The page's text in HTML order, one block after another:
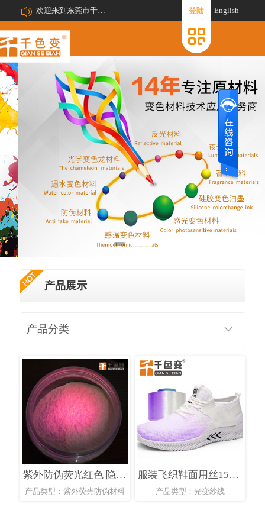
欢迎来到东莞市千色变新材料有限公司网站! English
登陆
产品展示
产品分类
紫外防伪荧光红色 隐形荧光粉红色 365长波防伪荧光粉红色
产品类型：紫外荧光防伪材料
服装飞织鞋面用丝150D感光纱线遇阳光变色的光变线织纱线
产品类型：光变纱线